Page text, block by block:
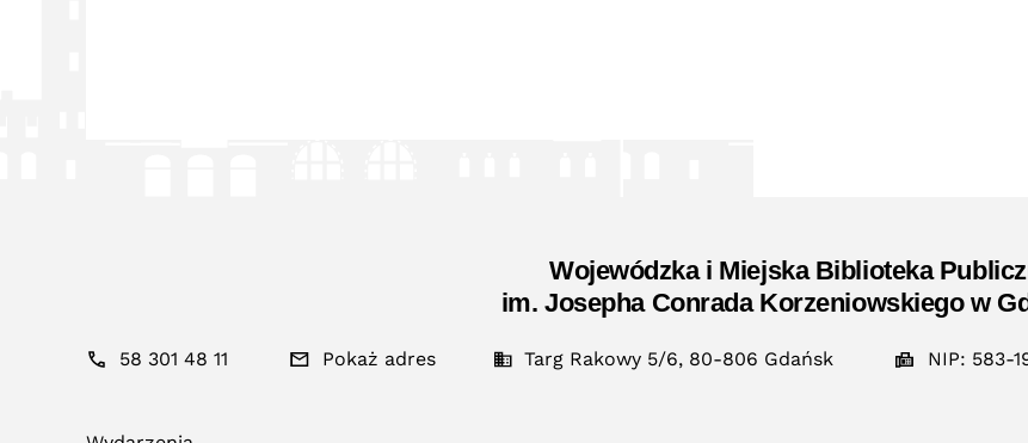
Wojewódzka i Miejska Biblioteka
im. Josepha Conrada Korzeniowskiego w
58 301 48 11 Pokaż adres Targ Rakowy 5/6, 80-806 Gdańsk NIP: 583-